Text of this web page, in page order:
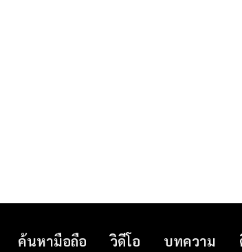
ค้นหามือถือ วิดีโอ บทความ